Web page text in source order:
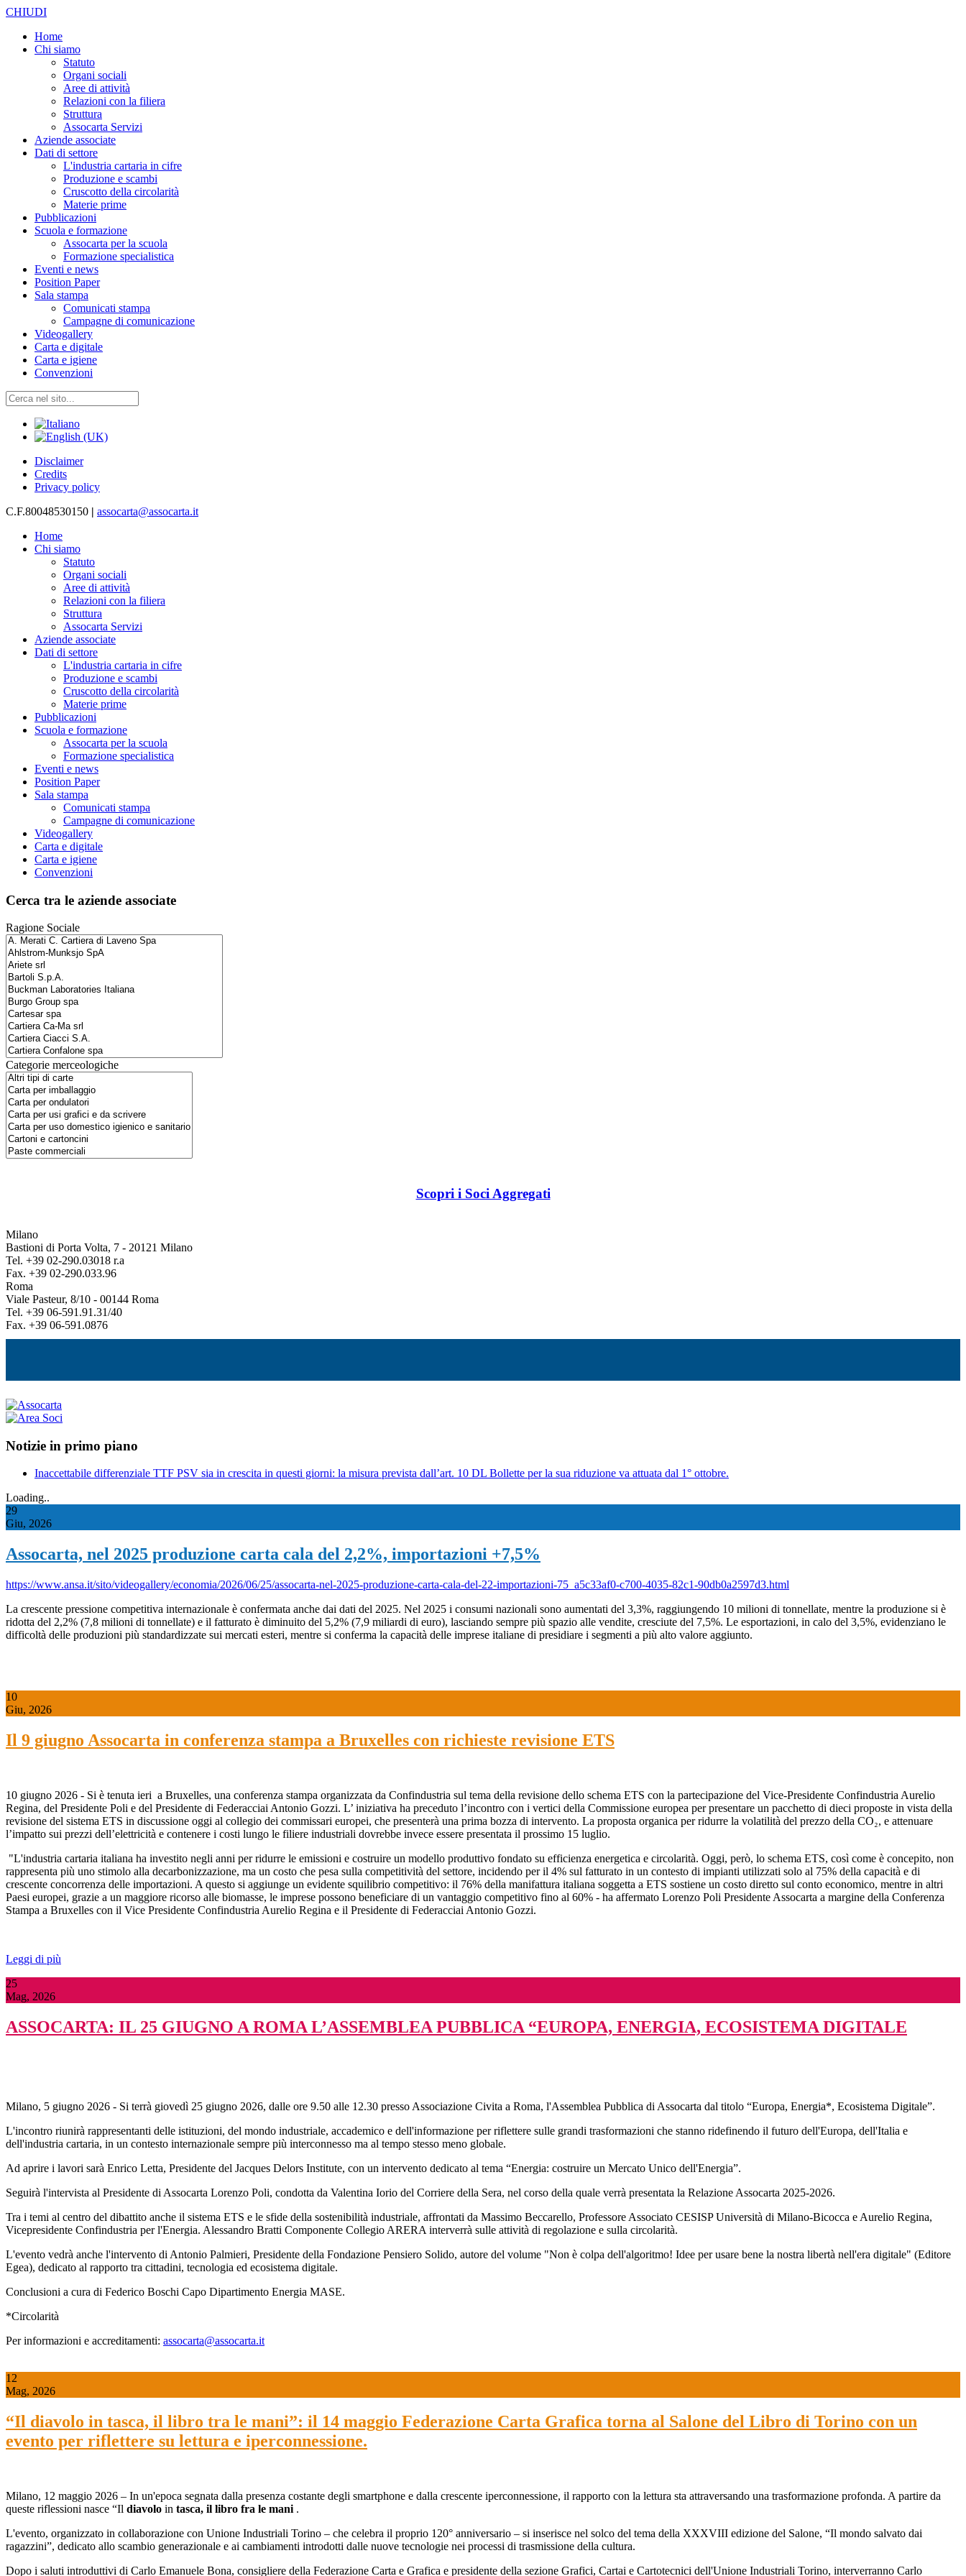
CHIUDI
Home
Chi siamo
Statuto
Organi sociali
Aree di attività
Relazioni con la filiera
Struttura
Assocarta Servizi
Aziende associate
Dati di settore
L'industria cartaria in cifre
Produzione e scambi
Cruscotto della circolarità
Materie prime
Pubblicazioni
Scuola e formazione
Assocarta per la scuola
Formazione specialistica
Eventi e news
Position Paper
Sala stampa
Comunicati stampa
Campagne di comunicazione
Videogallery
Carta e digitale
Carta e igiene
Convenzioni
Disclaimer
Credits
Privacy policy
C.F.80048530150 | assocarta@assocarta.it
Home
Chi siamo
Statuto
Organi sociali
Aree di attività
Relazioni con la filiera
Struttura
Assocarta Servizi
Aziende associate
Dati di settore
L'industria cartaria in cifre
Produzione e scambi
Cruscotto della circolarità
Materie prime
Pubblicazioni
Scuola e formazione
Assocarta per la scuola
Formazione specialistica
Eventi e news
Position Paper
Sala stampa
Comunicati stampa
Campagne di comunicazione
Videogallery
Carta e digitale
Carta e igiene
Convenzioni
Cerca tra le aziende associate
Ragione Sociale
Categorie merceologiche
Scopri i Soci Aggregati
Milano
Bastioni di Porta Volta, 7 - 20121 Milano
Tel. +39 02-290.03018 r.a
Fax. +39 02-290.033.96
Roma
Viale Pasteur, 8/10 - 00144 Roma
Tel. +39 06-591.91.31/40
Fax. +39 06-591.0876
Notizie in primo piano
Inaccettabile differenziale TTF PSV sia in crescita in questi giorni: la misura prevista dall’art. 10 DL Bollette per la sua riduzione va attuata dal 1° ottobre.
Loading..
29
Giu, 2026
Assocarta, nel 2025 produzione carta cala del 2,2%, importazioni +7,5%
https://www.ansa.it/sito/videogallery/economia/2026/06/25/assocarta-nel-2025-produzione-carta-cala-del-22-importazioni-75_a5c33af0-c700-4035-82c1-90db0a2597d3.html
La crescente pressione competitiva internazionale è confermata anche dai dati del 2025. Nel 2025 i consumi nazionali sono aumentati del 3,3%, raggiungendo 10 milioni di tonnellate, mentre la produzione si è
ridotta del 2,2% (7,8 milioni di tonnellate) e il fatturato è diminuito del 5,2% (7,9 miliardi di euro), lasciando sempre più spazio alle vendite, cresciute del 7,5%. Le esportazioni, in calo del 3,5%, evidenziano le
difficoltà delle produzioni più standardizzate sui mercati esteri, mentre si conferma la capacità delle imprese italiane di presidiare i segmenti a più alto valore aggiunto.
10
Giu, 2026
Il 9 giugno Assocarta in conferenza stampa a Bruxelles con richieste revisione ETS
10 giugno 2026 - Si è tenuta ieri a Bruxelles, una conferenza stampa organizzata da Confindustria sul tema della revisione dello schema ETS con la partecipazione del Vice-Presidente Confindustria Aurelio
Regina, del Presidente Poli e del Presidente di Federacciai Antonio Gozzi. L’ iniziativa ha preceduto l’incontro con i vertici della Commissione europea per presentare un pacchetto di dieci proposte in vista della
revisione del sistema ETS in discussione oggi al collegio dei commissari europei, che presenterà una prima bozza di intervento. La proposta organica per ridurre la volatilità del prezzo della CO₂, e attenuare
l’impatto sui prezzi dell’elettricità e contenere i costi lungo le filiere industriali dovrebbe invece essere presentata il prossimo 15 luglio.
"L'industria cartaria italiana ha investito negli anni per ridurre le emissioni e costruire un modello produttivo fondato su efficienza energetica e circolarità. Oggi, però, lo schema ETS, così come è concepito, non
rappresenta più uno stimolo alla decarbonizzazione, ma un costo che pesa sulla competitività del settore, incidendo per il 4% sul fatturato in un contesto di impianti utilizzati solo al 75% della capacità e di
crescente concorrenza delle importazioni. A questo si aggiunge un evidente squilibrio competitivo: il 76% della manifattura italiana soggetta a ETS sostiene un costo diretto sul conto economico, mentre in altri
Paesi europei, grazie a un maggiore ricorso alle biomasse, le imprese possono beneficiare di un vantaggio competitivo fino al 60% - ha affermato Lorenzo Poli Presidente Assocarta a margine della Conferenza
Stampa a Bruxelles con il Vice Presidente Confindustria Aurelio Regina e il Presidente di Federacciai Antonio Gozzi.
Leggi di più
25
Mag, 2026
ASSOCARTA: IL 25 GIUGNO A ROMA L’ASSEMBLEA PUBBLICA “EUROPA, ENERGIA, ECOSISTEMA DIGITALE
Milano, 5 giugno 2026 - Si terrà giovedì 25 giugno 2026, dalle ore 9.50 alle 12.30 presso Associazione Civita a Roma, l'Assemblea Pubblica di Assocarta dal titolo “Europa, Energia*, Ecosistema Digitale”.
L'incontro riunirà rappresentanti delle istituzioni, del mondo industriale, accademico e dell'informazione per riflettere sulle grandi trasformazioni che stanno ridefinendo il futuro dell'Europa, dell'Italia e
dell'industria cartaria, in un contesto internazionale sempre più interconnesso ma al tempo stesso meno globale.
Ad aprire i lavori sarà Enrico Letta, Presidente del Jacques Delors Institute, con un intervento dedicato al tema “Energia: costruire un Mercato Unico dell'Energia”.
Seguirà l'intervista al Presidente di Assocarta Lorenzo Poli, condotta da Valentina Iorio del Corriere della Sera, nel corso della quale verrà presentata la Relazione Assocarta 2025-2026.
Tra i temi al centro del dibattito anche il sistema ETS e le sfide della sostenibilità industriale, affrontati da Massimo Beccarello, Professore Associato CESISP Università di Milano-Bicocca e Aurelio Regina,
Vicepresidente Confindustria per l'Energia. Alessandro Bratti Componente Collegio ARERA interverrà sulle attività di regolazione e sulla circolarità.
L'evento vedrà anche l'intervento di Antonio Palmieri, Presidente della Fondazione Pensiero Solido, autore del volume "Non è colpa dell'algoritmo! Idee per usare bene la nostra libertà nell'era digitale" (Editore
Egea), dedicato al rapporto tra cittadini, tecnologia ed ecosistema digitale.
Conclusioni a cura di Federico Boschi Capo Dipartimento Energia MASE.
*Circolarità
Per informazioni e accreditamenti: assocarta@assocarta.it
12
Mag, 2026
“Il diavolo in tasca, il libro tra le mani”: il 14 maggio Federazione Carta Grafica torna al Salone del Libro di Torino con un
evento per riflettere su lettura e iperconnessione.
Milano, 12 maggio 2026 – In un'epoca segnata dalla presenza costante degli smartphone e dalla crescente iperconnessione, il rapporto con la lettura sta attraversando una trasformazione profonda. A partire da
queste riflessioni nasce “Il diavolo in tasca, il libro fra le mani .
L'evento, organizzato in collaborazione con Unione Industriali Torino – che celebra il proprio 120° anniversario – si inserisce nel solco del tema della XXXVIII edizione del Salone, “Il mondo salvato dai
ragazzini”, dedicato allo scambio generazionale e ai cambiamenti introdotti dalle nuove tecnologie nei processi di trasmissione della cultura.
Dopo i saluti introduttivi di Carlo Emanuele Bona, consigliere della Federazione Carta e Grafica e presidente della sezione Grafici, Cartai e Cartotecnici dell'Unione Industriali Torino, interverranno Carlo